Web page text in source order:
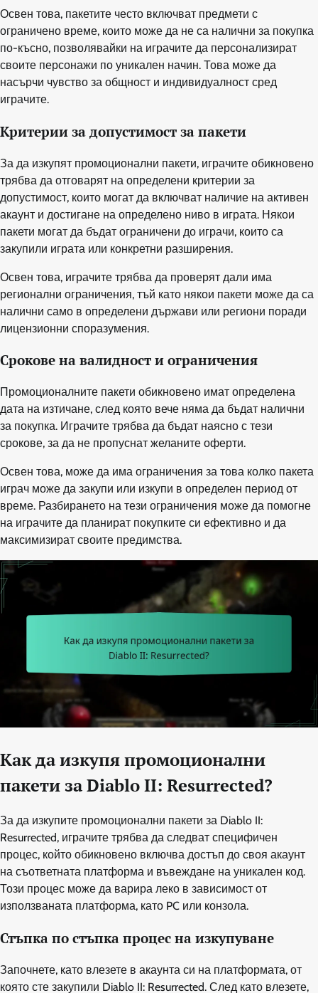
Освен това, пакетите често включват предмети с
ограничено време, които може да не са налични за покупка
по-късно, позволявайки на играчите да персонализират
своите персонажи по уникален начин. Това може да
насърчи чувство за общност и индивидуалност сред
играчите.
Критерии за допустимост за пакети
За да изкупят промоционални пакети, играчите обикновено
трябва да отговарят на определени критерии за
допустимост, които могат да включват наличие на активен
акаунт и достигане на определено ниво в играта. Някои
пакети могат да бъдат ограничени до играчи, които са
закупили играта или конкретни разширения.
Освен това, играчите трябва да проверят дали има
регионални ограничения, тъй като някои пакети може да са
налични само в определени държави или региони поради
лицензионни споразумения.
Срокове на валидност и ограничения
Промоционалните пакети обикновено имат определена
дата на изтичане, след която вече няма да бъдат налични
за покупка. Играчите трябва да бъдат наясно с тези
срокове, за да не пропуснат желаните оферти.
Освен това, може да има ограничения за това колко пакета
играч може да закупи или изкупи в определен период от
време. Разбирането на тези ограничения може да помогне
на играчите да планират покупките си ефективно и да
максимизират своите предимства.
Как да изкупя промоционални
пакети за Diablo II: Resurrected?
За да изкупите промоционални пакети за Diablo II:
Resurrected, играчите трябва да следват специфичен
процес, който обикновено включва достъп до своя акаунт
на съответната платформа и въвеждане на уникален код.
Този процес може да варира леко в зависимост от
използваната платформа, като PC или конзола.
Стъпка по стъпка процес на изкупуване
Започнете, като влезете в акаунта си на платформата, от
която сте закупили Diablo II: Resurrected. След като влезете,